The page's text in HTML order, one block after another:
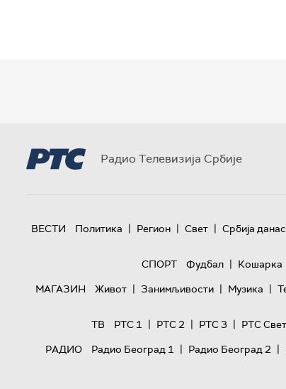
Радио Телевизија Србије
ВЕСТИ Политика | Регион | Свет | Србија данас
СПОРТ
Фудбал | Кошарка
МАГАЗИН
Живот | Занимљивости | Музика |
ТВ
РТС 1 | РТС 2 | РТС 3 | РТС Свет
РАДИО
Радио Београд 1 | Радио Београд 2 |